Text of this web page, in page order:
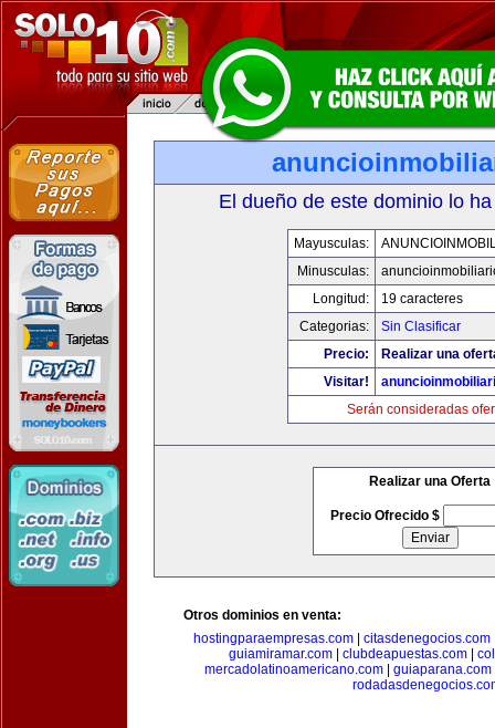
El dueño de este dominio lo
Mayusculas:
Minusculas:
Longitud:
19 caracteres
Categorias:
Sin Clasificar
Precio:
Realizar una
Visitar!
Serán consideradas
Realizar una Oferta
Precio Ofrecido $
Otros dominios en venta:
hostingparaempresas.com| citasdenegocios.com
guiamiramar.com
clubdeapuestas.com
mercadolatinoamericano.com| guiaparana.com